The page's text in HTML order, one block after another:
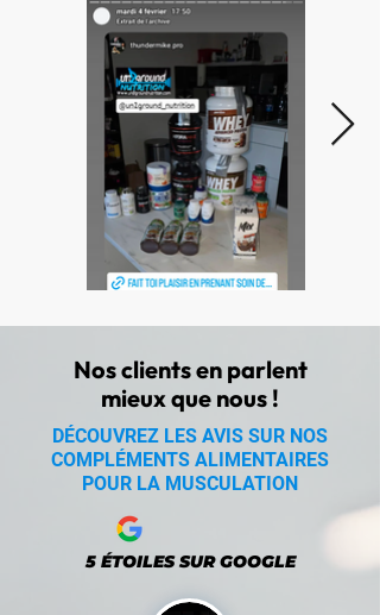
Nos clients en parlent
mieux que nous !
DÉCOUVREZ LES AVIS SUR NOS
COMPLÉMENTS ALIMENTAIRES
POUR LA MUSCULATION
5 ÉTOILES SUR GOOGLE